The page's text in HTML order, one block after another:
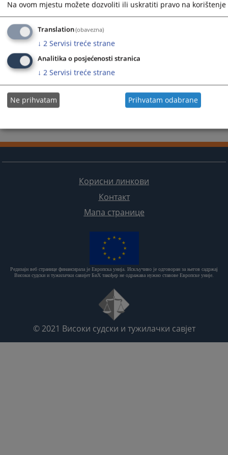
Корисни линкови
Контакт
Мапа странице
Редизајн веб странице финансирала је Европска унија. Искључиво је одговоран за његов садржај
Високи судски и тужилачки савијет БиХ такођер не одражава нужно ставове Европске уније.
© 2021 Високи судски и тужилачки савјет
Na ovom mjestu možete dozvoliti ili uskratiti pravo na
Translation(obavezna)
↓ 2 Servisi treće strane
Analitika o posjećenosti stranica
↓ 2 Servisi treće strane
Ne prihvatam Prihvatam odabrane